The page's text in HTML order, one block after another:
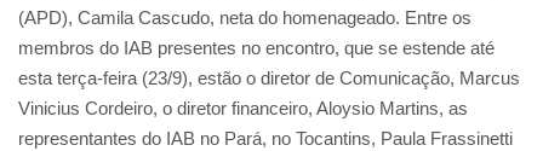
(APD), Camila Cascudo, neta do homenageado. Entre os
membros do IAB presentes no encontro, que se estende até
esta terça-feira (23/9), estão o diretor de Comunicação, Marcus
Vinicius Cordeiro, o diretor financeiro, Aloysio Martins, as
representantes do IAB no Pará, no Tocantins, Paula Frassinetti